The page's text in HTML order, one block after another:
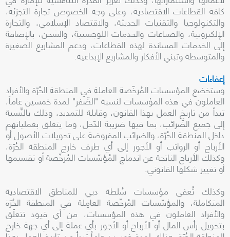
كافة القطاعات الاقتصادية، وعلى وجه الخصوص تجارة التجزئة،
والتكنولوجيا والتقنيات الحديثة، والاقتصاد الإسلامي، والتجارة
الإلكترونية، والصناعات والخدمات اللوجستية، والشحن، بالإضافة
إلى الخدمات المساندة لهذه القطاعات، ودعم المشاريع الصغيرة
والمتوسطة وتبني الأفكار والمشاريع الإبداعية.
إعفاءات
وستخضع المؤسسات المُرخّصة العاملة في المنطقة الحُرّة والأفراد
العاملون في هذه المؤسسات لنسبة "الصِّفر" لمدة خمسين عاماً،
تبدأ من تاريخ العمل بهذا القانون، وقابلة للتمديد، وذلك بالنِّسبة
إلى جميع الضّرائب، بما فيها ضريبة الدّخل، وما يتعلق بعملياتهم
داخل المنطقة الحُرّة، والضرائب المفروضة على تحويلات الأصول أو
الأرباح أو الرواتب أو الأجور إلى أي طرف خارج المنطقة الحُرّة،
وكذلك الأرباح الناتجة عن اندماج المُؤسّسات المُرخّصة أو تقسيمها
أو تغيير شكلها القانوني.
وكذلك تُعفى مؤسسات سُلطة دبي للمناطق الاقتصادية
المتكاملة، والمؤسّسات المُرخّصة العامِلة في المنطقة الحُرّة
والأفراد العاملون في هذه المؤسسات، من أي قيود تتعلّق
بتحويل رأس المال أو الأرباح أو الأجور بأي عملة إلى أي جهة خارج